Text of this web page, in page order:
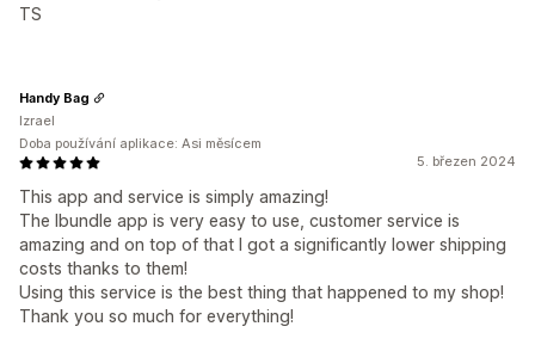
TS
5. březen 2024
This app and service is simply amazing!
The Ibundle app is very easy to use, customer service is
amazing and on top of that I got a significantly lower shipping
costs thanks to them!
Using this service is the best thing that happened to my shop!
Thank you so much for everything!
Handy Bag
Izrael
Doba používání aplikace: Asi měsícem